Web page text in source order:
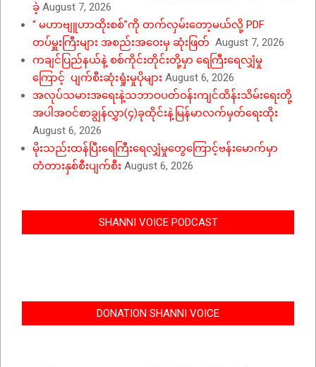
ခဲ့ August 7, 2026
“ မဟာဗျူဟာထိုးစစ်”ကို တက်လှမ်းတော့မယ်လို့ PDF
တပ်မှူးကြီးများ အစည်းအဝေးမှ ဆုံးဖြတ် August 7, 2026
ကချင်ပြည်နယ်နဲ့ စစ်ကိုင်းတိုင်းတို့မှာ ရေကြီးရေလျှံမှု
ကြောင့် ပျက်စီးဆုံးရှုံးမှုပိုများ August 6, 2026
အလုပ်သမားအရေးနဲ့သဘာဝပတ်ဝန်းကျင်ထိန်းသိမ်းရေးတို့
အပါအဝင်စာချွန်လွှာ(၄)ခုထိုင်းနဲ့မြန်မာလက်မှတ်ရေးထိုး
August 6, 2026
မိုးသည်းထန်ပြီးရေကြီးရေလျှံမှုတွေကြောင့်ဗန်းမောက်မှာ
တံတားနှစ်စီးပျက်စီး August 6, 2026
SHANNI VOICE PODCAST
DONATION SHANNI VOICE